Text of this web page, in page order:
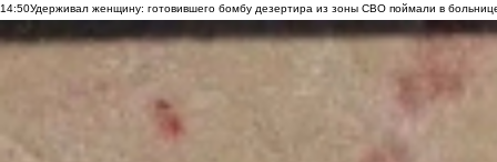
14:50Удерживал женщину: готовившего бомбу дезертира из зоны СВО поймали в